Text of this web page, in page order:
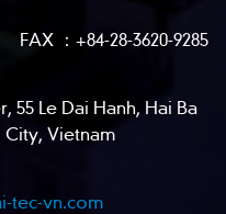
：+84-28-3620-9285
55 Le Dai Hanh, Hai Ba
Vietnam
tec-vn.com